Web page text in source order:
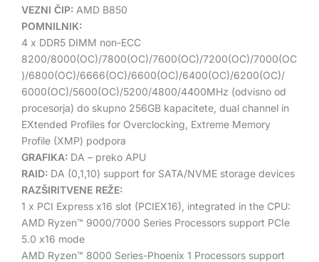
VEZNI ČIP: AMD B850
POMNILNIK:
4 x DDR5 DIMM non-ECC
8200/8000(OC)/7800(OC)/7600(OC)/7200(OC)/7000(OC
)/6800(OC)/6666(OC)/6600(OC)/6400(OC)/6200(OC)/
6000(OC)/5600(OC)/5200/4800/4400MHz (odvisno od
procesorja) do skupno 256GB kapacitete, dual channel in
EXtended Profiles for Overclocking, Extreme Memory
Profile (XMP) podpora
GRAFIKA: DA – preko APU
RAID: DA (0,1,10) support for SATA/NVME storage devices
RAZŠIRITVENE REŽE:
1 x PCI Express x16 slot (PCIEX16), integrated in the CPU:
AMD Ryzen™ 9000/7000 Series Processors support PCIe
5.0 x16 mode
AMD Ryzen™ 8000 Series-Phoenix 1 Processors support